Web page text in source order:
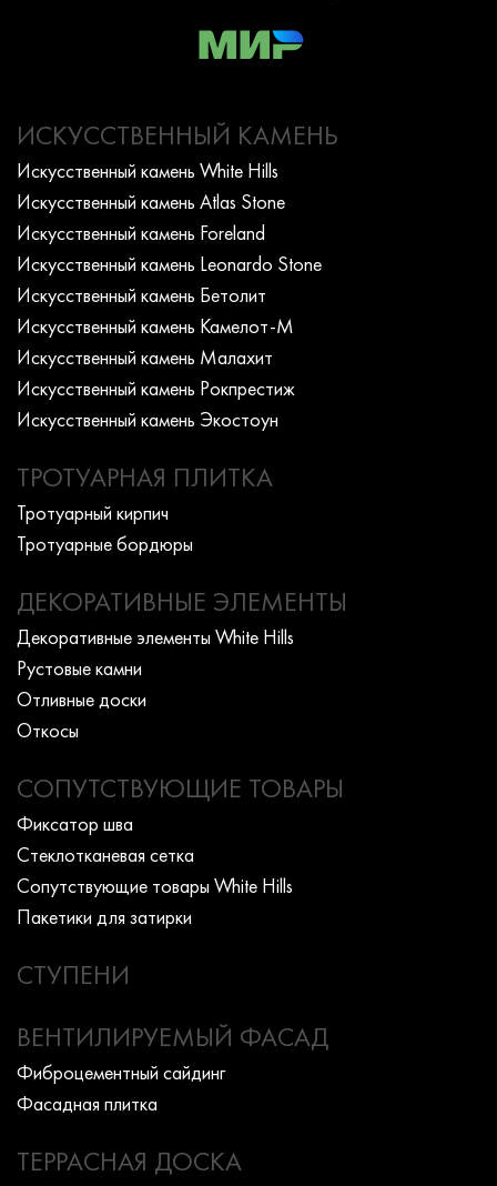
ИСКУССТВЕННЫЙ КАМЕНЬ
Искусcтвенный камень White Hills
Искусcтвенный камень Atlas Stone
Искусcтвенный камень Foreland
Искусcтвенный камень Leonardo Stone
Искусcтвенный камень Бетолит
Искусcтвенный камень Камелот-М
Искусcтвенный камень Малахит
Искусcтвенный камень Рокпрестиж
Искусcтвенный камень Экостоун
ТРОТУАРНАЯ ПЛИТКА
Тротуарный кирпич
Тротуарные бордюры
ДЕКОРАТИВНЫЕ ЭЛЕМЕНТЫ
Декоративные элементы White Hills
Рустовые камни
Отливные доски
Откосы
СОПУТСТВУЮЩИЕ ТОВАРЫ
Фиксатор шва
Стеклотканевая сетка
Сопутствующие товары White Hills
Пакетики для затирки
СТУПЕНИ
ВЕНТИЛИРУЕМЫЙ ФАСАД
Фиброцементный сайдинг
Фасадная плитка
ТЕРРАСНАЯ ДОСКА